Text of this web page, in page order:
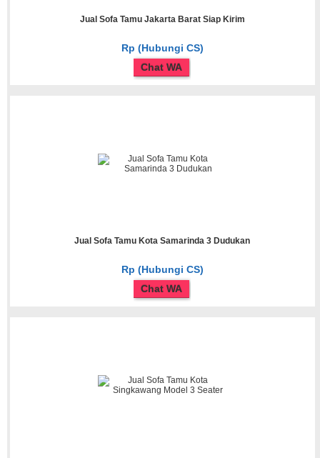
Jual Sofa Tamu Jakarta Barat Siap Kirim
Rp (Hubungi CS)
Chat WA
Jual Sofa Tamu Kota Samarinda 3 Dudukan
Rp (Hubungi CS)
Chat WA